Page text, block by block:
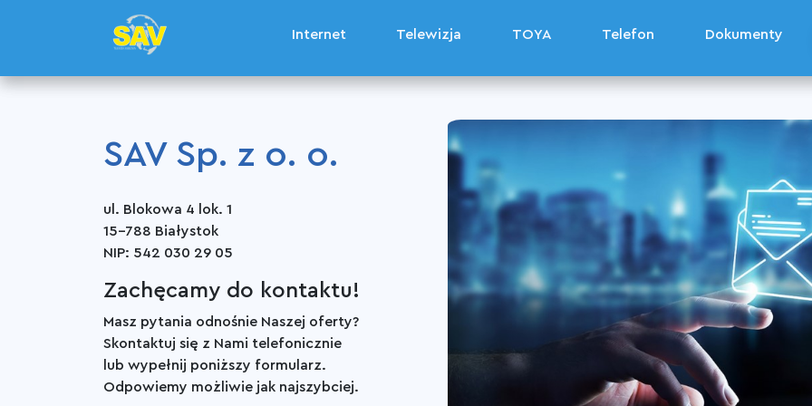
Internet Telewizja TOYA Telefon Dokumenty
Internet Telewizja TOYA Telefon Dokumenty
SAV Sp. z o. o.
ul. Blokowa 4 lok. 1
15-788 Białystok
NIP: 542 030 29 05
Zachęcamy do kontaktu!
Masz pytania odnośnie Naszej oferty?
Skontaktuj się z Nami telefonicznie
lub wypełnij poniższy formularz.
Odpowiemy możliwie jak najszybciej.